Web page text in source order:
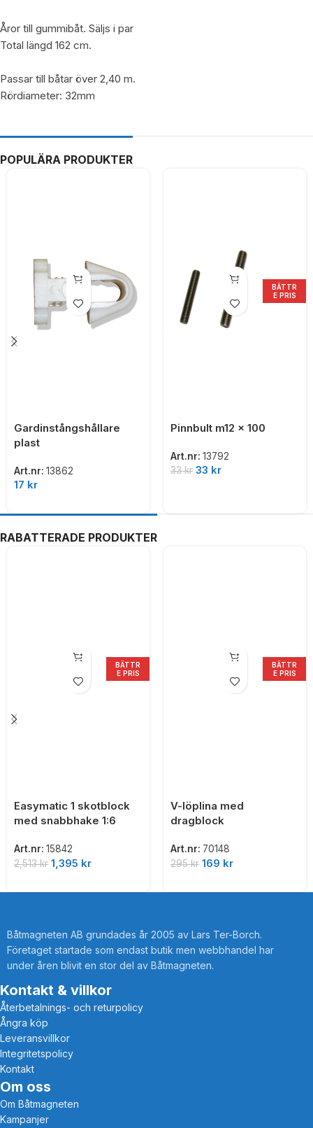
Åror till gummibåt. Säljs i par
Total längd 162 cm.
Passar till båtar över 2,40 m.
Rördiameter: 32mm
POPULÄRA PRODUKTER
Gardinstångshållare
plast
Art.nr: 13862
17 kr
BÄTTR
E PRIS
Pinnbult m12 x 100
Art.nr: 13792
33kr 33 kr
RABATTERADE PRODUKTER
BÄTTR
E PRIS
Easymatic 1 skotblock
med snabbhake 1:6
Art.nr: 15842
2,513kr 1,395 kr
BÄTTR
E PRIS
V-löplina med
dragblock
Art.nr: 70148
295kr 169 kr
Båtmagneten AB grundades år 2005 av Lars Ter-Borch.
Företaget startade som endast butik men webbhandel har
under åren blivit en stor del av Båtmagneten.
Kontakt & villkor
Återbetalnings- och returpolicy
Ångra köp
Leveransvillkor
Integritetspolicy
Kontakt
Om oss
Om Båtmagneten
Kampanjer